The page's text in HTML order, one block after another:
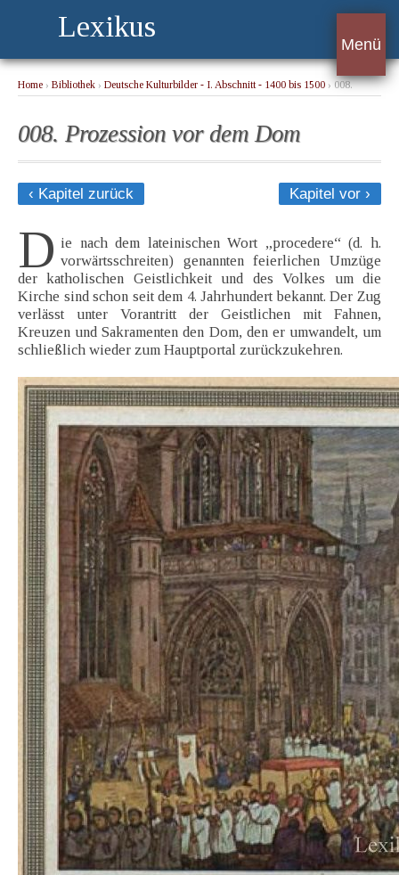
Lexikus
Menü
Home › Bibliothek › Deutsche Kulturbilder - I. Abschnitt - 1400 bis 1500 › 008.
008. Prozession vor dem Dom
‹ Kapitel zurück Kapitel vor ›
D ie nach dem lateinischen Wort „procedere“ (d. h.
vorwärtsschreiten) genannten feierlichen Umzüge
der katholischen Geistlichkeit und des Volkes um die
Kirche sind schon seit dem 4. Jahrhundert bekannt. Der Zug
verlässt unter Vorantritt der Geistlichen mit Fahnen,
Kreuzen und Sakramenten den Dom, den er umwandelt, um
schließlich wieder zum Hauptportal zurückzukehren.